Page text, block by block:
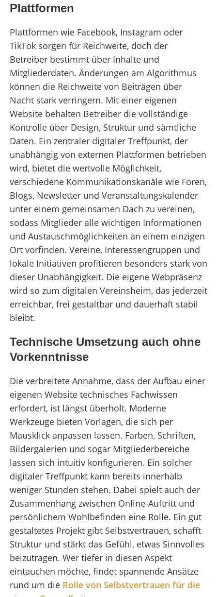
Plattformen
Plattformen wie Facebook, Instagram oder
TikTok sorgen für Reichweite, doch der
Betreiber bestimmt über Inhalte und
Mitgliederdaten. Änderungen am Algorithmus
können die Reichweite von Beiträgen über
Nacht stark verringern. Mit einer eigenen
Website behalten Betreiber die vollständige
Kontrolle über Design, Struktur und sämtliche
Daten. Ein zentraler digitaler Treffpunkt, der
unabhängig von externen Plattformen betrieben
wird, bietet die wertvolle Möglichkeit,
verschiedene Kommunikationskanäle wie Foren,
Blogs, Newsletter und Veranstaltungskalender
unter einem gemeinsamen Dach zu vereinen,
sodass Mitglieder alle wichtigen Informationen
und Austauschmöglichkeiten an einem einzigen
Ort vorfinden. Vereine, Interessengruppen und
lokale Initiativen profitieren besonders stark von
dieser Unabhängigkeit. Die eigene Webpräsenz
wird so zum digitalen Vereinsheim, das jederzeit
erreichbar, frei gestaltbar und dauerhaft stabil
bleibt.
Technische Umsetzung auch ohne
Vorkenntnisse
Die verbreitete Annahme, dass der Aufbau einer
eigenen Website technisches Fachwissen
erfordert, ist längst überholt. Moderne
Werkzeuge bieten Vorlagen, die sich per
Mausklick anpassen lassen. Farben, Schriften,
Bildergalerien und sogar Mitgliederbereiche
lassen sich intuitiv konfigurieren. Ein solcher
digitaler Treffpunkt kann bereits innerhalb
weniger Stunden stehen. Dabei spielt auch der
Zusammenhang zwischen Online-Auftritt und
persönlichem Wohlbefinden eine Rolle. Ein gut
gestaltetes Projekt gibt Selbstvertrauen, schafft
Struktur und stärkt das Gefühl, etwas Sinnvolles
beizutragen. Wer tiefer in diesen Aspekt
eintauchen möchte, findet spannende Ansätze
rund um die Rolle von Selbstvertrauen für die